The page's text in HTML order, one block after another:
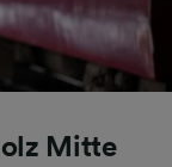
Mitte